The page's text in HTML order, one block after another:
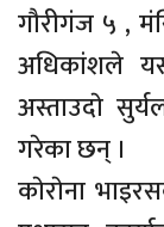
गौरीगंज ५ ,
अधिकांशले
अस्ताउदाे
गरेका छन् ।
काेराेना